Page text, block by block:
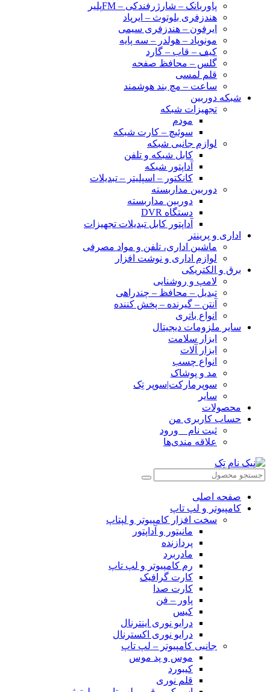
پاوربانک – شارژرفندکی – FMپلیر
هندزفری بلوتوث – ایرپاد
ایرفون – هندزفری سیمی
مونوپاد – هولدر – سه پایه
کیف – قاب – گارد
گلس – محافظ صفحه
قلم لمسی
ساعت – مچ بند هوشمند
شبکه دوربین
تجهیزات شبکه
مودم
سوئیچ – کارت شبکه
لوازم جانبی شبکه
کابل شبکه و تلفن
آداپتور شبکه
کانکتور – اسپلیتر – تبدیلات
دوربین مداربسته
دوربین مداربسته
دستگاه DVR
آداپتور کابل تبدیلات تجهیزات
اداری و پرینتر
ماشین اداری، تلفن و مواد مصرفی
لوازم اداری و نوشت افزار
برق و الکتریکی
لامپ و روشنایی
تبدیل – محافظ – چندراهی
آنتن – گیرنده – پخش کننده
انواع باتری
سایر ملزومات دیجیتال
ابزار سلامت
ابزار آلات
انواع چسب
مد و پوشاک
سوپرمارکت|سوپر تِک
سایر
محصولات
حساب کاربری من
ثبت نام _ ورود
علاقه مندی‌ها
صفحه اصلی
کامپیوتر و‌‌‌‌‌ لپ تاپ
سخت افزار کامپیوتر و لپتاپ
مانیتور و آداپتور
پردازنده
مادربرد
رم کامپیوتر و لپ تاپ
کارت گرافیک
کارت صدا
پاور – فن
کیس
درایو نوری اینترنال
درایو نوری اکسترنال
جانبی کامپیوتر – لپ تاپ
موس و پد موس
کیبورد
قلم نوری